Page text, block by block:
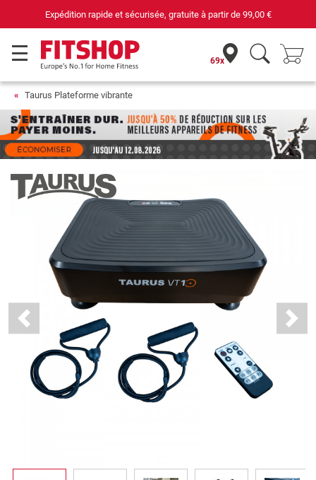
Expédition rapide et sécurisée, gratuite à partir de 99,00 €
69x
Taurus Plateforme vibrante
Previous Next